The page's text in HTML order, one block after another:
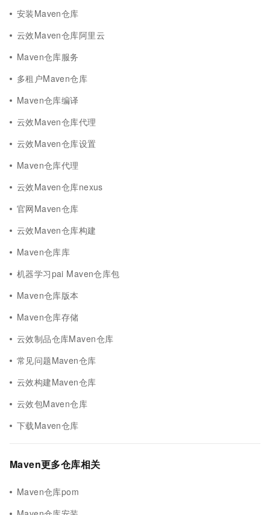
安装Maven仓库
云效Maven仓库阿里云
Maven仓库服务
多租户Maven仓库
Maven仓库编译
云效Maven仓库代理
云效Maven仓库设置
Maven仓库代理
云效Maven仓库nexus
官网Maven仓库
云效Maven仓库构建
Maven仓库库
机器学习pai Maven仓库包
Maven仓库版本
Maven仓库存储
云效制品仓库Maven仓库
常见问题Maven仓库
云效构建Maven仓库
云效包Maven仓库
下载Maven仓库
Maven更多仓库相关
Maven仓库pom